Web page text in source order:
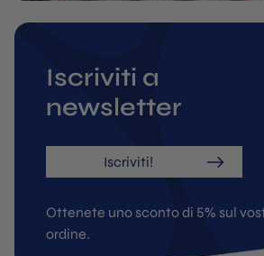
Iscriviti a
newsletter
Iscriviti!
Ottenete uno sconto di 5% sul
ordine.